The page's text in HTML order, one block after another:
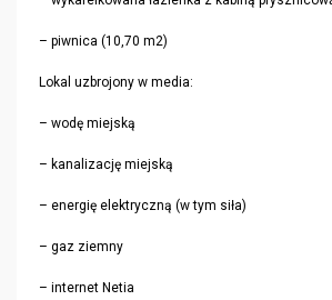
– piwnica (10,70 m2)
Lokal uzbrojony w media:
– wodę miejską
– kanalizację miejską
– energię elektryczną (w tym siła)
– gaz ziemny
– internet Netia